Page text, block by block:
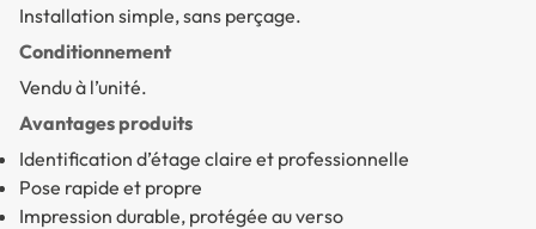
Installation simple, sans perçage.
Conditionnement
Vendu à l’unité.
Avantages produits
Identification d’étage claire et professionnelle
Pose rapide et propre
Impression durable, protégée au verso